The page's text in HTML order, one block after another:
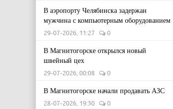
В аэропорту Челябинска задержан
мужчина с компьютерным оборудованием
29-07-2026, 11:27 0
В Магнитогорске открылся новый
швейный цех
29-07-2026, 00:08 0
В Магнитогорске начали продавать АЗС
28-07-2026, 19:30 0